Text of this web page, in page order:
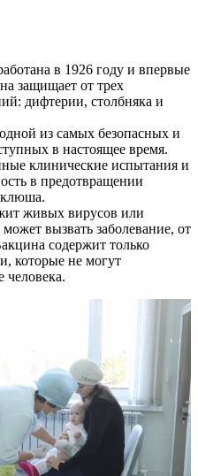
в 1926 году и впервые
защищает от трех
дифтерии, столбняка и
из самых безопасных и
в настоящее время.
клинические испытания и
в предотвращении
живых вирусов или
вызвать заболевание, от
содержит только
которые не могут
человека.